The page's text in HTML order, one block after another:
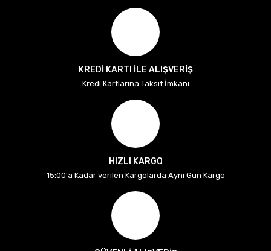
KREDİ KARTI İLE ALIŞVERİŞ
Kredi Kartlarına Taksit İmkanı
HIZLI KARGO
15:00'a Kadar verilen Kargolarda Aynı Gün Kargo